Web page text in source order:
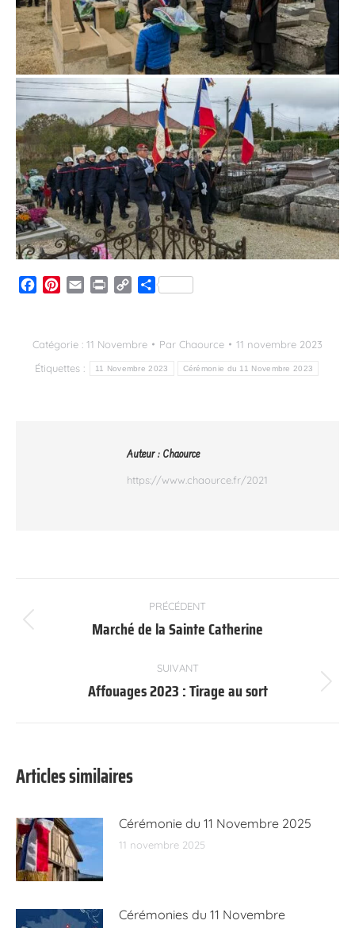
Facebook
Pinterest
Email Print
CopyPartager
Catégorie : 11 Novembre Par Chaource
11 novembre 2023
Étiquettes :
11 Novembre 2023 Cérémonie du 11 Novembre 2023
Auteur : Chaource
https://www.chaource.fr/2021
article
PRÉCÉDENT
Article
:
Marché de la Sainte Catherine
SUIVANT
Article
Affouages 2023 : Tirage au sort
Articles similaires
Cérémonie du 11 Novembre 2025
11 novembre 2025
Cérémonies du 11 Novembre